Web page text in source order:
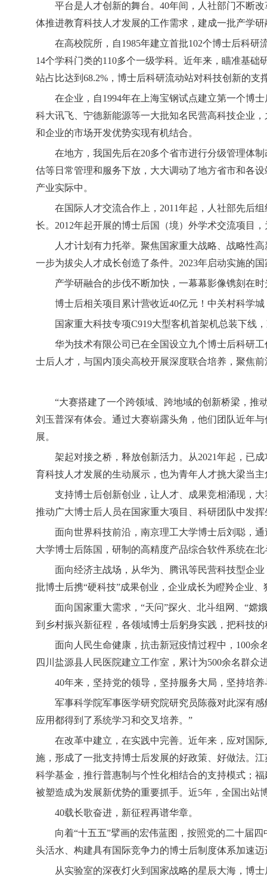
平台是人才创新的舞台。40年间，人社部门不断
体推进教育科技人才发展的工作需求，建成一批产学
在高校院所，自1985年建立首批102个博士后科
14个学科门类的110多个一级学科。近年来，瞄准基
站占比达到68.2%，博士后科研流动站对科技创新的支
在企业，自1994年在上海宝钢试点建立第一个博
科大讯飞、宁德新能源等一大批知名民营高科技企业
和企业的市场开发优势实现有机结合。
在地方，我国先后在20多个省市进行分级管理体
估等日常管理和服务下放，大大调动了地方省市和各
产业实际中。
在国际人才交流合作上，2011年起，人社部先后
长。2012年起开展的博士后国（境）外学术交流项目
人才计划有力托举。聚焦国家重大战略、战略性
一步为拔尖人才成长创造了条件。2023年启动实施的
产学研融合的步伐不断加快，一幕幕影像镌刻在
博士后相关项目累计营收近40亿元！中关村科学
国家重大科技专项C919大型客机首架机总装下线
华为技术有限公司已在全国设立九个博士后科研
士后人才，与国内顶尖高校开展深度联合培养，聚焦
“大赛搭建了一个跨领域、跨地域的创新桥梁，推
刘玉普深有体会。通过大赛崭露头角，他们团队近年
展。
架起对接之桥，释放创新活力。从2021年起，已
育科技人才发展的生动展示，也为青年人才挑大梁当
支持博士后创新创业，让人才、成果竞相涌现，
推动广大博士后人员在国家重大项目、科研团队中发
面向世界科技前沿，南京理工大学博士后刘聪，
大学博士后陈国，研制的高精度产品综合软件系统在
面向经济主战场，从华为、腾讯等民营科技型企
批博士后携“硬科技”成果创业，企业成长为瞪羚企业、
面向国家重大需求，“天问”探火、北斗组网、“
到乡村振兴新征程，各领域博士后躬身实践，把科技
面向人民生命健康，抗击新冠疫情过程中，100
四川盐源县人民医院建立工作室，累计为500余名群
40年来，坚持党的领导，坚持服务大局，坚持培
军事科学院军事医学研究院研究员陈薇对此深有
应用都得到了系统学习和交叉培养。”
在改革中建立，在实践中完善。近年来，应对国
施，形成了一批支持博士后发展的好政策、好做法。
科学基金，推行普惠制与个性化相结合的支持模式；
被塑造成为发展新优势的重要抓手。近5年，全国出站
40载长歌奋进，新征程再谱华章。
向着“十五五”擘画的宏伟蓝图，按照党的二十届
头活水、构建具有国际竞争力的博士后制度体系加速迈
从实验室的深夜灯火到国家战略的星辰大海，博